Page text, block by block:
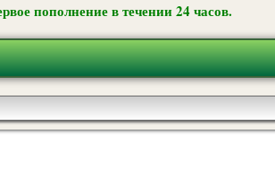
пополнение в течении 24 часов.